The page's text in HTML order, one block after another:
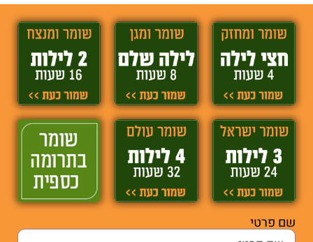
שם פרטי